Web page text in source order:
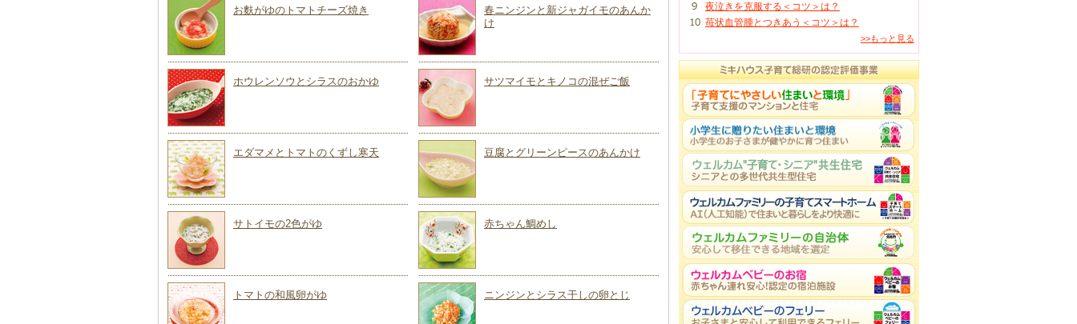
お麩がゆのトマトチーズ焼き
春ニンジンと新ジャガイモのあんか
け
ホウレンソウとシラスのおかゆ サツマイモとキノコの混ぜご飯
エダマメとトマトのくずし寒天 豆腐とグリーンピースのあんかけ
サトイモの2色がゆ 赤ちゃん鯛めし
トマトの和風卵がゆ ニンジンとシラス干しの卵とじ
夜泣きを克服する＜コツ＞は？
苺状血管腫とつきあう＜コツ＞は？
>>もっと見る